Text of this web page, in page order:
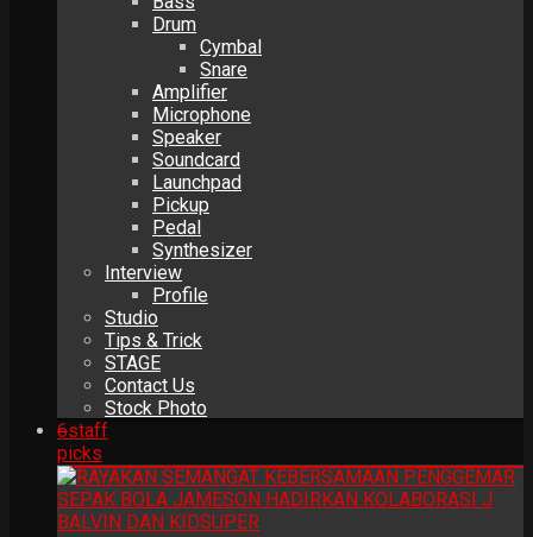
Drum
Cymbal
Snare
Amplifier
Microphone
Speaker
Soundcard
Launchpad
Pickup
Pedal
Synthesizer
Interview
Profile
Studio
Tips & Trick
STAGE
Contact Us
Stock Photo
6staff
picks